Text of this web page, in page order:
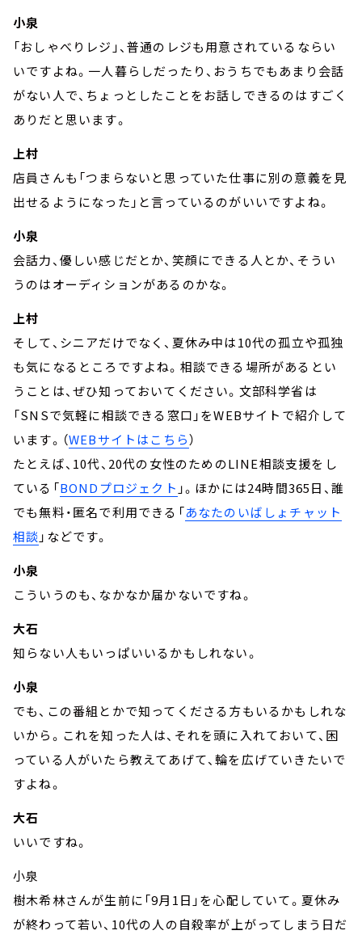
小泉
「おしゃべりレジ」、普通のレジも用意されているならい
いですよね。一人暮らしだったり、おうちでもあまり会話
がない人で、ちょっとしたことをお話しできるのはすごく
ありだと思います。
上村
店員さんも「つまらないと思っていた仕事に別の意義を見
出せるようになった」と言っているのがいいですよね。
小泉
会話力、優しい感じだとか、笑顔にできる人とか、そうい
うのはオーディションがあるのかな。
上村
そして、シニアだけでなく、夏休み中は10代の孤立や孤独
も気になるところですよね。相談できる場所があるとい
うことは、ぜひ知っておいてください。文部科学省は
「SNSで気軽に相談できる窓口」をWEBサイトで紹介して
います。（WEBサイトはこちら）
たとえば、10代、20代の女性のためのLINE相談支援をし
ている「BONDプロジェクト 」。ほかには24時間365日、誰
でも無料・匿名で利用できる「あなたのいばしょチャット
相談 」などです。
小泉
こういうのも、なかなか届かないですね。
大石
知らない人もいっぱいいるかもしれない。
小泉
でも、この番組とかで知ってくださる方もいるかもしれな
いから。これを知った人は、それを頭に入れておいて、困
っている人がいたら教えてあげて、輪を広げていきたいで
すよね。
大石
いいですね。
小泉
樹木希林さんが生前に「9月1日」を心配していて。夏休み
が終わって若い、10代の人の自殺率が上がってしまう日だ